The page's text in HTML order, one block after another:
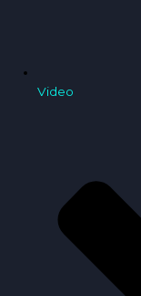
Video